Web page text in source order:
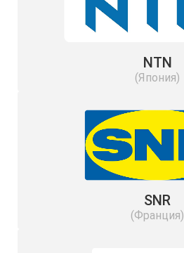
NTN
(Япония)
SNR
(Франция)